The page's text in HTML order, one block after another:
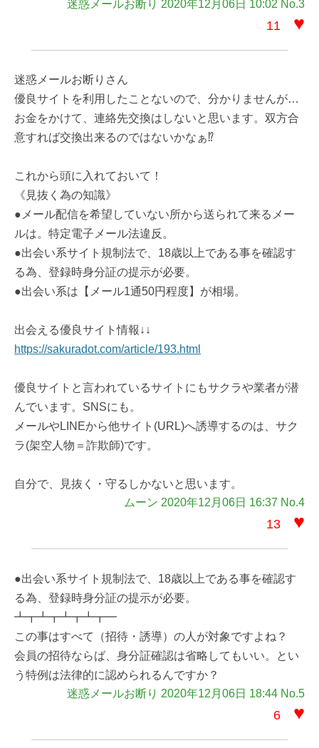
迷惑メールお断り 2020年12月06日 10:02 No.3
11 ♥
迷惑メールお断りさん
優良サイトを利用したことないので、分かりませんが…
お金をかけて、連絡先交換はしないと思います。双方合
意すれば交換出来るのではないかなぁ⁉︎
これから頭に入れておいて！
《見抜く為の知識》
●メール配信を希望していない所から送られて来るメー
ルは。特定電子メール法違反。
●出会い系サイト規制法で、18歳以上である事を確認す
る為、登録時身分証の提示が必要。
●出会い系は【メール1通50円程度】が相場。
出会える優良サイト情報↓↓
https://sakuradot.com/article/193.html
優良サイトと言われているサイトにもサクラや業者が潜
んでいます。SNSにも。
メールやLINEから他サイト(URL)へ誘導するのは、サク
ラ(架空人物＝詐欺師)です。
自分で、見抜く・守るしかないと思います。
ムーン 2020年12月06日 16:37 No.4
13 ♥
●出会い系サイト規制法で、18歳以上である事を確認す
る為、登録時身分証の提示が必要。
┻┳┻┳┻┳┻┳━
この事はすべて（招待・誘導）の人が対象ですよね？
会員の招待ならば、身分証確認は省略してもいい。とい
う特例は法律的に認められるんですか？
迷惑メールお断り 2020年12月06日 18:44 No.5
6 ♥